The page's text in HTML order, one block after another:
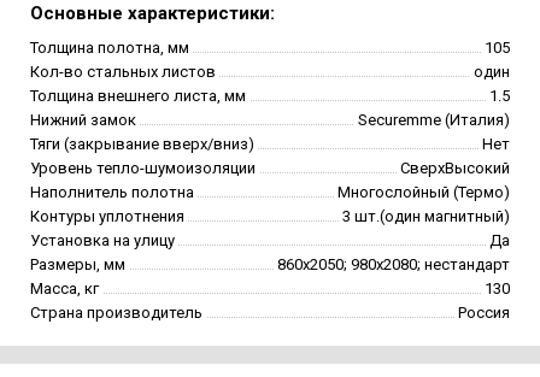
Основные характеристики:
Толщина полотна, мм
105
Кол-во стальных листов
один
Толщина внешнего листа, мм
1.5
Нижний замок
Securemme (Италия)
Тяги (закрывание вверх/вниз)
Нет
Уровень тепло-шумоизоляции
СверхВысокий
Наполнитель полотна
Многослойный (Термо)
Контуры уплотнения
3 шт.(один магнитный)
Установка на улицу
Да
Размеры, мм
860х2050; 980х2080; нестандарт
Масса, кг
130
Страна производитель
Россия